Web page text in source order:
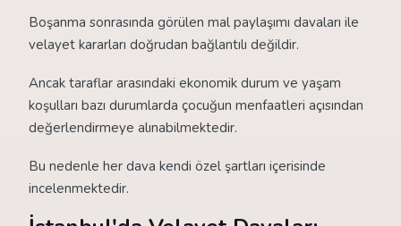
Boşanma sonrasında görülen mal paylaşımı davaları ile
velayet kararları doğrudan bağlantılı değildir.
Ancak taraflar arasındaki ekonomik durum ve yaşam
koşulları bazı durumlarda çocuğun menfaatleri açısından
değerlendirmeye alınabilmektedir.
Bu nedenle her dava kendi özel şartları içerisinde
incelenmektedir.